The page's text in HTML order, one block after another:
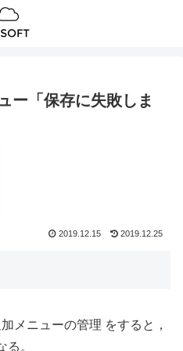
ー「保存に失敗しま
2019.12.15 2019.12.25
メニューの管理 をすると，
る。